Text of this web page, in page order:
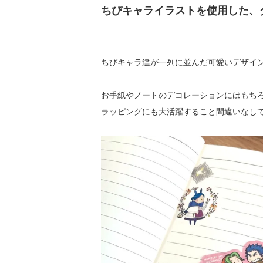
ちびキャライラストを使用した
ちびキャラ達が一列に並んだ可愛いデザイ
お手紙やノートのデコレーションにはもち
ラッピングにも大活躍すること間違いなし